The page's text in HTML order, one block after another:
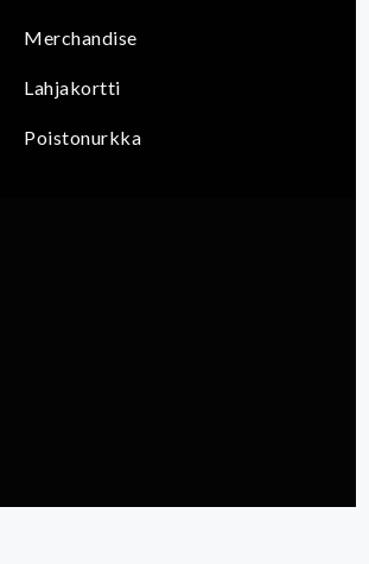
Merchandise
Lahjakortti
Poistonurkka